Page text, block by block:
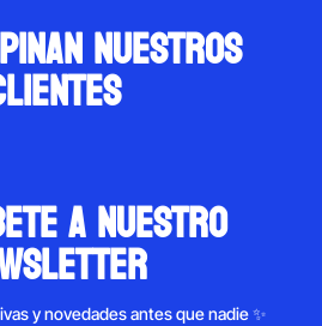
nuestros
a nuestro
y novedades antes que nadie ✨